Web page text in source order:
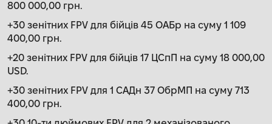
800 000,00 грн.
+30 зенітних FPV для бійців 45 ОАБр на суму 1 109
400,00 грн.
+20 зенітних FPV для бійців 17 ЦСпП на суму 18 000,00
USD.
+30 зенітних FPV для 1 САДн 37 ОбрМП на суму 713
400,00 грн.